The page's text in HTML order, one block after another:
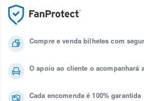
Compre e venda bilhetes com
O apoio ao cliente o acompanhará
Cada encomenda é 100% garantida